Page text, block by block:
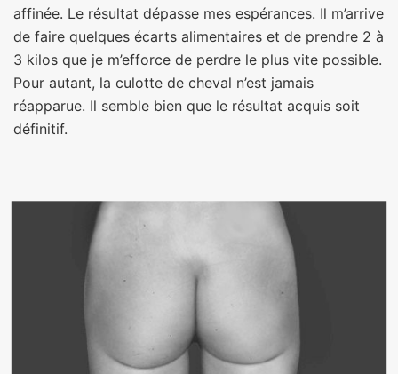
affinée. Le résultat dépasse mes espérances. Il m’arrive
de faire quelques écarts alimentaires et de prendre 2 à
3 kilos que je m’efforce de perdre le plus vite possible.
Pour autant, la culotte de cheval n’est jamais
réapparue. Il semble bien que le résultat acquis soit
définitif.